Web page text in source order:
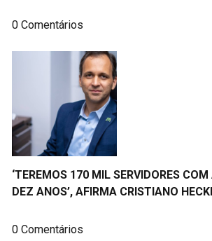
0 Comentários
‘TEREMOS 170 MIL SERVIDORES
DEZ ANOS’, AFIRMA CRISTIANO
0 Comentários